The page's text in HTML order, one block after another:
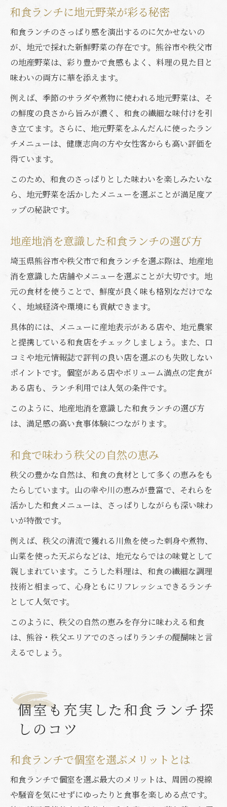
和食ランチに地元野菜が彩る秘密
和食ランチのさっぱり感を演出するのに欠かせないの
が、地元で採れた新鮮野菜の存在です。熊谷市や秩父市
の地産野菜は、彩り豊かで食感もよく、料理の見た目と
味わいの両方に華を添えます。
例えば、季節のサラダや煮物に使われる地元野菜は、そ
の鮮度の良さから旨みが濃く、和食の繊細な味付けを引
き立てます。さらに、地元野菜をふんだんに使ったラン
チメニューは、健康志向の方や女性客からも高い評価を
得ています。
このため、和食のさっぱりとした味わいを楽しみたいな
ら、地元野菜を活かしたメニューを選ぶことが満足度ア
ップの秘訣です。
地産地消を意識した和食ランチの選び方
埼玉県熊谷市や秩父市で和食ランチを選ぶ際は、地産地
消を意識した店舗やメニューを選ぶことが大切です。地
元の食材を使うことで、鮮度が良く味も格別なだけでな
く、地域経済や環境にも貢献できます。
具体的には、メニューに産地表示がある店や、地元農家
と提携している和食店をチェックしましょう。また、口
コミや地元情報誌で評判の良い店を選ぶのも失敗しない
ポイントです。個室がある店やボリューム満点の定食が
ある店も、ランチ利用では人気の条件です。
このように、地産地消を意識した和食ランチの選び方
は、満足感の高い食事体験につながります。
和食で味わう秩父の自然の恵み
秩父の豊かな自然は、和食の食材として多くの恵みをも
たらしています。山の幸や川の恵みが豊富で、それらを
活かした和食メニューは、さっぱりしながらも深い味わ
いが特徴です。
例えば、秩父の清流で獲れる川魚を使った刺身や煮物、
山菜を使った天ぷらなどは、地元ならではの味覚として
親しまれています。こうした料理は、和食の繊細な調理
技術と相まって、心身ともにリフレッシュできるランチ
として人気です。
このように、秩父の自然の恵みを存分に味わえる和食
は、熊谷・秩父エリアでのさっぱりランチの醍醐味と言
えるでしょう。
個室も充実した和食ランチ探
しのコツ
和食ランチで個室を選ぶメリットとは
和食ランチで個室を選ぶ最大のメリットは、周囲の視線
や騒音を気にせずにゆったりと食事を楽しめる点です。